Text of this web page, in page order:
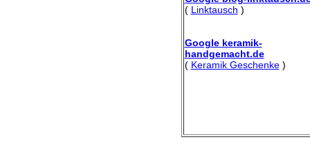
( Linktausch )
Google keramik-
handgemacht.de
( Keramik Geschenke)